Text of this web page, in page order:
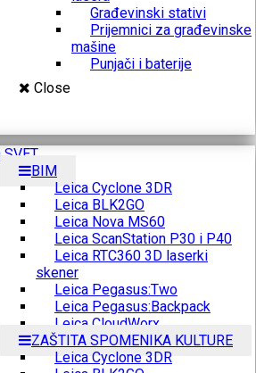
Građevinski stativi
Prijemnici za građevinske
mašine
Punjači i baterije
Close
SVET
BIM
Leica Cyclone 3DR
Leica BLK2GO
Leica Nova MS60
Leica ScanStation P30 i P40
Leica RTC360 3D laserki
skener
Leica Pegasus:Two
Leica Pegasus:Backpack
Leica CloudWorx
ZAŠTITA SPOMENIKA KULTURE
Leica Cyclone 3DR